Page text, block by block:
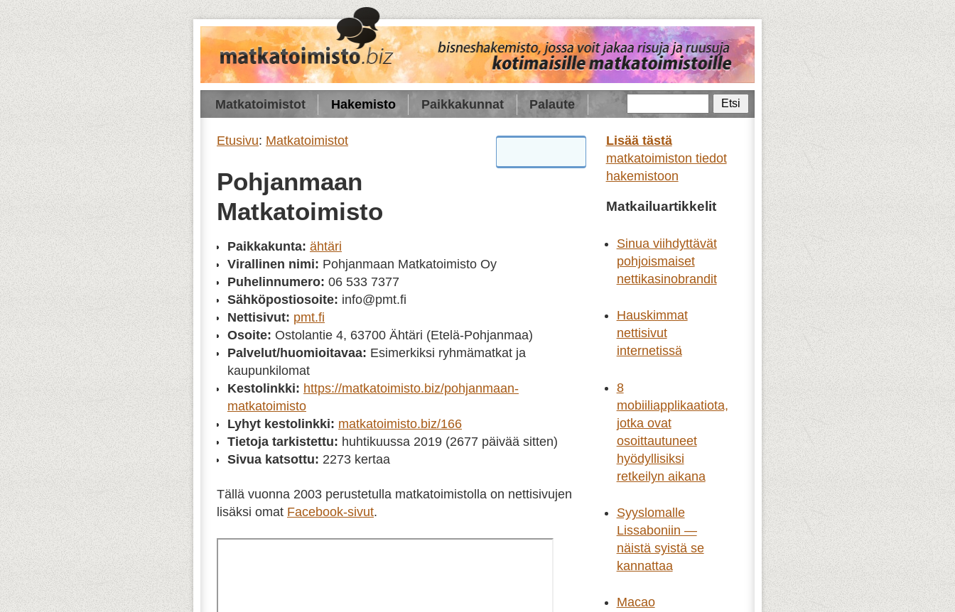
Matkatoimistot Hakemisto Paikkakunnat Palaute Etsi
Etusivu: Matkatoimistot
Pohjanmaan
Matkatoimisto
Paikkakunta: ähtäri
Virallinen nimi: Pohjanmaan Matkatoimisto Oy
Puhelinnumero: 06 533 7377
Sähköpostiosoite: info@pmt.fi
Nettisivut: pmt.fi
Osoite: Ostolantie 4, 63700 Ähtäri (Etelä-Pohjanmaa)
Palvelut/huomioitavaa: Esimerkiksi ryhmämatkat ja
kaupunkilomat
Kestolinkki: https://matkatoimisto.biz/pohjanmaan-
matkatoimisto
Lyhyt kestolinkki: matkatoimisto.biz/166
Tietoja tarkistettu: huhtikuussa 2019 (2677 päivää sitten)
Sivua katsottu: 2273 kertaa
Tällä vuonna 2003 perustetulla matkatoimistolla on nettisivujen
lisäksi omat Facebook-sivut.
Lisää tästä
matkatoimiston tiedot
hakemistoon
Matkailuartikkelit
Sinua viihdyttävät
pohjoismaiset
nettikasinobrandit
Hauskimmat
nettisivut
internetissä
8
mobiiliapplikaatiota,
jotka ovat
osoittautuneet
hyödyllisiksi
retkeilyn aikana
Syyslomalle
Lissaboniin —
näistä syistä se
kannattaa
Macao